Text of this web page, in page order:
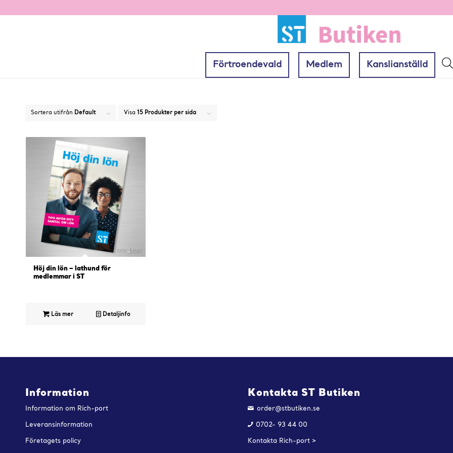
Förtroendevald Medlem Kanslianställd
Sortera utifrån Default Visa 15 Produkter per sida
Höj din lön – lathund för
medlemmar i ST
Läs mer Detaljinfo
Information
Information om Rich-port
Leveransinformation
Företagets policy
Kontakta ST Butiken
order@stbutiken.se
0702- 93 44 00
Kontakta Rich-port >